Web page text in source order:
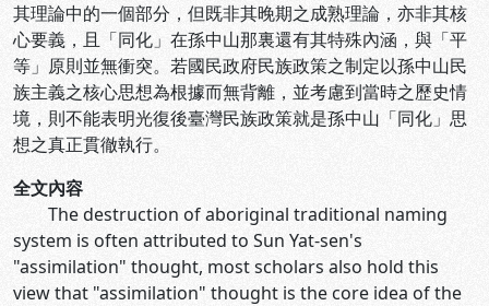
其理論中的一個部分，但既非其晚期之成熟理論，亦非其核
心要義，且「同化」在孫中山那裏還有其特殊內涵，與「平
等」原則並無衝突。若國民政府民族政策之制定以孫中山民
族主義之核心思想為根據而無背離，並考慮到當時之歷史情
境，則不能表明光復後臺灣民族政策就是孫中山「同化」思
想之真正貫徹執行。
全文內容
The destruction of aboriginal traditional naming
system is often attributed to Sun Yat-sen's
"assimilation" thought, most scholars also hold this
view that "assimilation" thought is the core idea of the